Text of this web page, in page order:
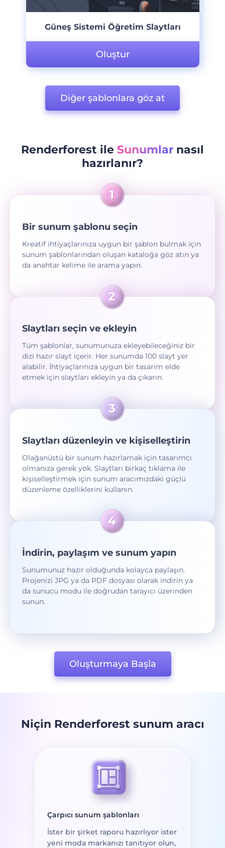
Güneş Sistemi Öğretim Slaytları
Oluştur
Diğer şablonlara göz at
Renderforest ile Sunumlar nasıl
hazırlanır?
Bir sunum şablonu seçin
Kreatif ihtiyaçlarınıza uygun bir şablon bulmak için
sunum şablonlarından oluşan kataloğa göz atın ya
da anahtar kelime ile arama yapın.
Slaytları seçin ve ekleyin
Tüm şablonlar, sunumunuza ekleyebileceğiniz bir
dizi hazır slayt içerir. Her sunumda 100 slayt yer
alabilir. İhtiyaçlarınıza uygun bir tasarım elde
etmek için slaytları ekleyin ya da çıkarın.
Slaytları düzenleyin ve kişiselleştirin
Olağanüstü bir sunum hazırlamak için tasarımcı
olmanıza gerek yok. Slaytları birkaç tıklama ile
kişiselleştirmek için sunum aracımızdaki güçlü
düzenleme özelliklerini kullanın.
İndirin, paylaşım ve sunum yapın
Sunumunuz hazır olduğunda kolayca paylaşın.
Projenizi JPG ya da PDF dosyası olarak indirin ya
da sunucu modu ile doğrudan tarayıcı üzerinden
sunun.
Oluşturmaya Başla
Niçin Renderforest sunum aracı
Çarpıcı sunum şablonları
İster bir şirket raporu hazırlıyor ister
yeni moda markanızı tanıtıyor olun,